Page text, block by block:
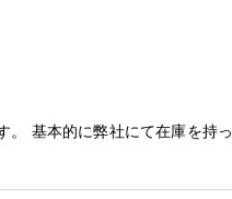
基本的に弊社にて在庫を持